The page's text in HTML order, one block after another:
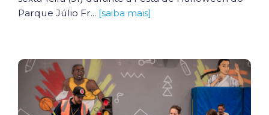
Parque Júlio Fr... [saiba mais]